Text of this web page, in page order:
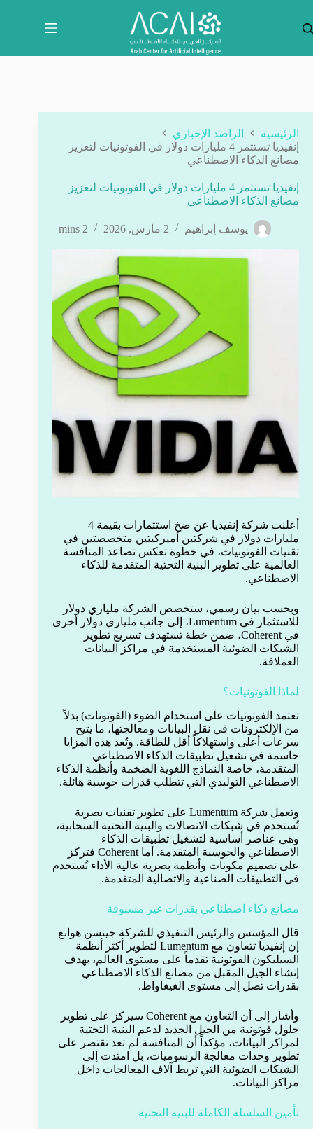
المحتوى
الرئيسية
الراصد الإخباري
إنفيديا تستثمر 4 مليارات دولار في الفوتونيات لتعزيز
مصانع الذكاء الاصطناعي
إنفيديا تستثمر 4 مليارات دولار في الفوتونيات لتعزيز
مصانع الذكاء الاصطناعي
يوسف إبراهيم 2 مارس, 2026 2 mins
أعلنت شركة إنفيديا عن ضخ استثمارات بقيمة 4
مليارات دولار في شركتين أميركيتين متخصصتين في
تقنيات الفوتونيات، في خطوة تعكس تصاعد المنافسة
العالمية على تطوير البنية التحتية المتقدمة للذكاء
الاصطناعي.
وبحسب بيان رسمي، ستخصص الشركة ملياري دولار
للاستثمار في Lumentum، إلى جانب ملياري دولار أخرى
في Coherent، ضمن خطة تستهدف تسريع تطوير
الشبكات الضوئية المستخدمة في مراكز البيانات
العملاقة.
لماذا الفوتونيات؟
تعتمد الفوتونيات على استخدام الضوء (الفوتونات) بدلاً
من الإلكترونات في نقل البيانات ومعالجتها، ما يتيح
سرعات أعلى واستهلاكاً أقل للطاقة. وتُعد هذه المزايا
حاسمة في تشغيل تطبيقات الذكاء الاصطناعي
المتقدمة، خاصة النماذج اللغوية الضخمة وأنظمة الذكاء
الاصطناعي التوليدي التي تتطلب قدرات حوسبة هائلة.
وتعمل شركة Lumentum على تطوير تقنيات بصرية
تُستخدم في شبكات الاتصالات والبنية التحتية السحابية،
وهي عناصر أساسية لتشغيل تطبيقات الذكاء
الاصطناعي والحوسبة المتقدمة. أما Coherent فتركز
على تصميم مكونات وأنظمة بصرية عالية الأداء تُستخدم
في التطبيقات الصناعية والاتصالية المتقدمة.
مصانع ذكاء اصطناعي بقدرات غير مسبوقة
قال المؤسس والرئيس التنفيذي للشركة جينسن هوانغ
إن إنفيديا تتعاون مع Lumentum لتطوير أكثر أنظمة
السيليكون الفوتونية تقدماً على مستوى العالم، بهدف
إنشاء الجيل المقبل من مصانع الذكاء الاصطناعي
بقدرات تصل إلى مستوى الغيغاواط.
وأشار إلى أن التعاون مع Coherent سيركز على تطوير
حلول فوتونية من الجيل الجديد لدعم البنية التحتية
لمراكز البيانات، مؤكداً أن المنافسة لم تعد تقتصر على
تطوير وحدات معالجة الرسوميات، بل امتدت إلى
الشبكات الضوئية التي تربط آلاف المعالجات داخل
مراكز البيانات.
تأمين السلسلة الكاملة للبنية التحتية